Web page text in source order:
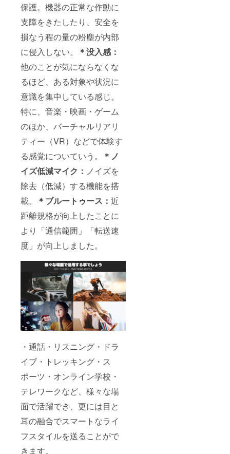
保護。機器の正常な作動に
支障をきたしたり、安全を
損なう程の量の粉塵が内部
に侵入しない。
＊没入感：
他のことが気にならなくな
るほど、ある対象や状況に
意識を集中している感じ。
特に、音楽・映画・ゲーム
のほか、バーチャルリアリ
ティー（VR）などで体験す
る感覚についていう。
＊ノ
イズ低減マイク： ノイズを
除去（低減）する機能を搭
載。
＊ブルートゥース： 近
距離規格が向上したことに
より「通信範囲」「転送速
度」が向上しました。
・通話・リスニング・ドラ
イブ・トレッキング・ス
ポーツ・オンライン学校・
テレワークなど、様々な場
面で活躍でき、更には目と
耳の融合でスマートなライ
フスタイルを送ることがで
きます。